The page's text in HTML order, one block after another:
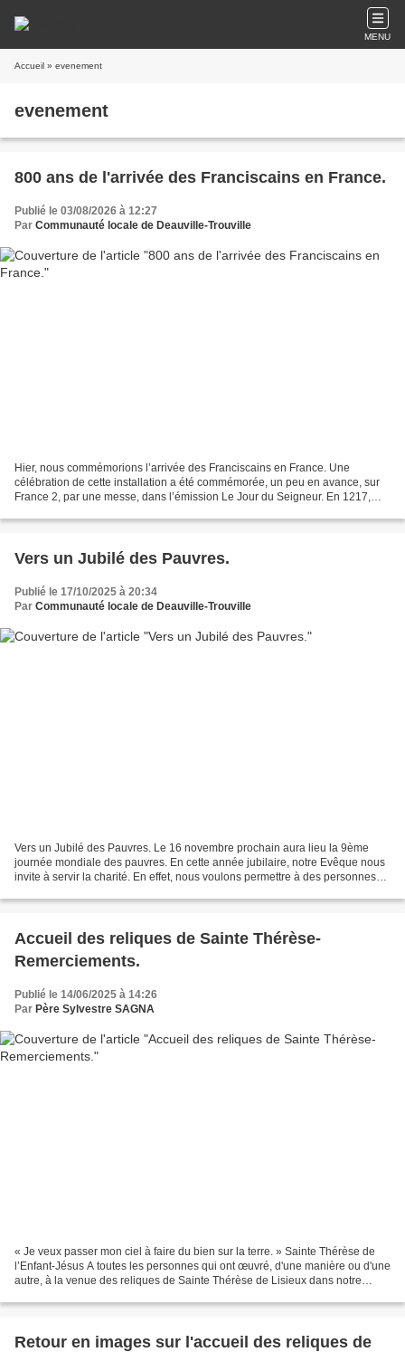
MENU
Accueil » evenement
evenement
800 ans de l'arrivée des Franciscains en France.
Publié le 03/08/2026 à 12:27
Par Communauté locale de Deauville-Trouville
Hier, nous commémorions l’arrivée des Franciscains en France. Une
célébration de cette installation a été commémorée, un peu en avance, sur
France 2, par une messe, dans l’émission Le Jour du Seigneur. En 1217,
Vers un Jubilé des Pauvres.
Publié le 17/10/2025 à 20:34
Par Communauté locale de Deauville-Trouville
Vers un Jubilé des Pauvres. Le 16 novembre prochain aura lieu la 9ème
journée mondiale des pauvres. En cette année jubilaire, notre Evêque nous
invite à servir la charité. En effet, nous voulons permettre à des personnes
Accueil des reliques de Sainte Thérèse-
Remerciements.
Publié le 14/06/2025 à 14:26
Par Père Sylvestre SAGNA
« Je veux passer mon ciel à faire du bien sur la terre. » Sainte Thérèse de
l’Enfant-Jésus A toutes les personnes qui ont œuvré, d'une manière ou d'une
autre, à la venue des reliques de Sainte Thérèse de Lisieux dans notre
Retour en images sur l'accueil des reliques de